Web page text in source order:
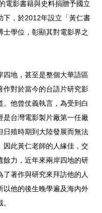
電影書籍與史料捐贈予國立
下，於2012年設立「黃仁書
學位，彰顯其對電影界之
地，甚至是整個大華語區
作對於當今的台語片研究影
他曾仗義執言，為受到白
是台灣電影製片廠第一任廠
日殖時期到大陸發展而無法
因此黃仁老師的人緣佳，交
餘力，近年來兩岸四地的研
著作與研究來拜訪他的人
以他的後生晚學遍及海內外